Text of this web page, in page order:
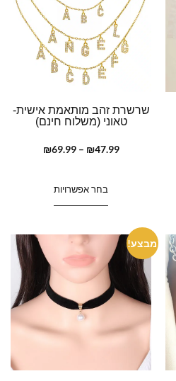
שרשרת זהב מותאמת אישית-
טאוני (משלוח חינם)
₪47.99
–
₪69.99
בחר אפשרויות
מבצע!